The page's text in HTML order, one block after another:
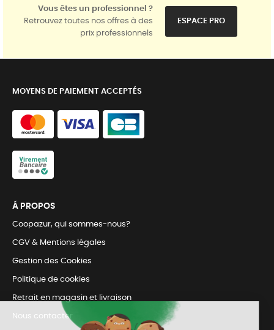
Vous êtes un professionnel ?
Retrouvez toutes nos offres à des
prix professionnels
ESPACE PRO
MOYENS DE PAIEMENT ACCEPTÉS
Á PROPOS
Coopazur, qui sommes-nous?
CGV & Mentions légales
Gestion des Cookies
Politique de cookies
Retrait en magasin et livraison
Nous contacter